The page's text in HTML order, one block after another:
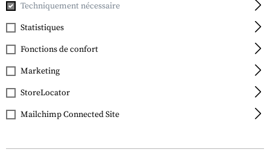
IMI Defense
Handcuff Pouch
Techniquement nécessaire
Statistiques
Fonctions de confort
Marketing
StoreLocator
Mailchimp Connected Site